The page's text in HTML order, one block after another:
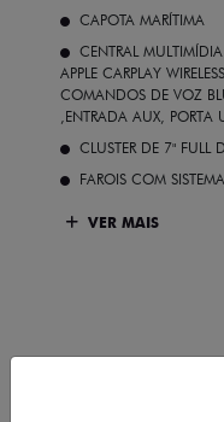
CAPOTA MARÍTIMA
CENTRAL
APPLE CARPLAY
COMANDOS DE VOZ
,ENTRADA AUX, PORTA
CLUSTER DE 7" FULL
FAROIS COM
VER MAIS